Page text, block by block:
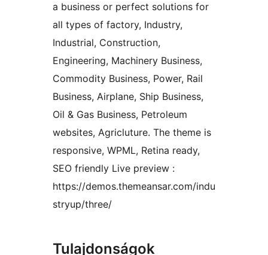
a business or perfect solutions for
all types of factory, Industry,
Industrial, Construction,
Engineering, Machinery Business,
Commodity Business, Power, Rail
Business, Airplane, Ship Business,
Oil & Gas Business, Petroleum
websites, Agricluture. The theme is
responsive, WPML, Retina ready,
SEO friendly Live preview :
https://demos.themeansar.com/indu
stryup/three/
Tulajdonságok